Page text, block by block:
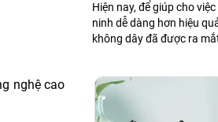
nghệ cao
Hiện nay, để giúp cho
ninh dễ dàng hơn hiệu
không dây đã được ra